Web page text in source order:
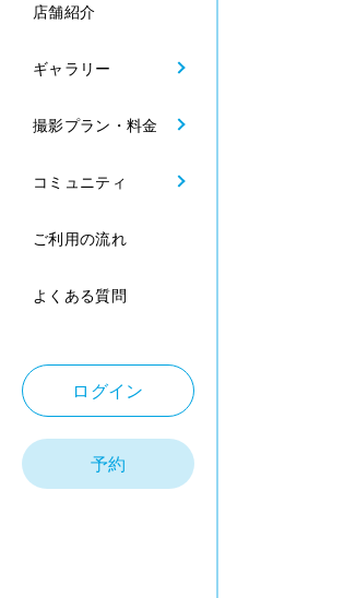
店舗紹介
ギャラリー
撮影プラン・料金
コミュニティ
ご利用の流れ
よくある質問
ログイン
予約